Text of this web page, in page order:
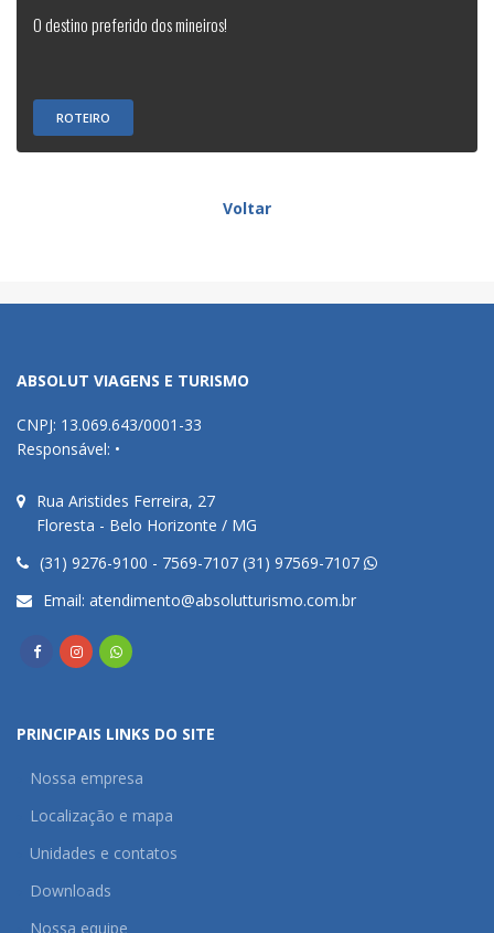
O destino preferido dos mineiros!
ROTEIRO
Voltar
ABSOLUT VIAGENS E TURISMO
CNPJ: 13.069.643/0001-33
Responsável: •
Rua Aristides Ferreira, 27
Floresta - Belo Horizonte / MG
(31) 9276-9100 - 7569-7107 (31) 97569-7107
Email: atendimento@absolutturismo.com.br
PRINCIPAIS LINKS DO SITE
Nossa empresa
Localização e mapa
Unidades e contatos
Downloads
Nossa equipe